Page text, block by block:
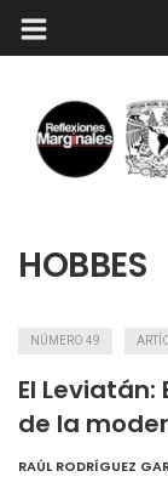
HOBBES
NÚMERO 49
El
de la
RAÚL RODRÍGUEZ